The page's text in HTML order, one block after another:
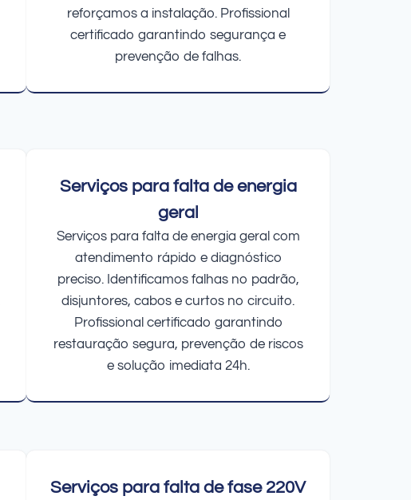
reforçamos a instalação. Profissional
certificado garantindo segurança e
prevenção de falhas.
Serviços para falta de energia
geral
Serviços para falta de energia geral com
atendimento rápido e diagnóstico
preciso. Identificamos falhas no padrão,
disjuntores, cabos e curtos no circuito.
Profissional certificado garantindo
restauração segura, prevenção de riscos
e solução imediata 24h.
Serviços para falta de fase 220V